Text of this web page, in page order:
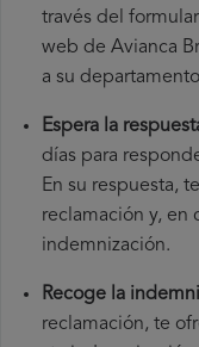
través del
web de Avianca
a su
Espera la
días para
En su respuesta,
reclamación y, en
indemnización.
Recoge la
reclamación, te